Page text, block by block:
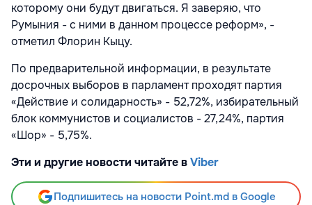
которому они будут двигаться. Я заверяю, что
Румыния - с ними в данном процессе реформ», -
отметил Флорин Кыцу.
По предварительной информации, в результате
досрочных выборов в парламент проходят партия
«Действие и солидарность» - 52,72%, избирательный
блок коммунистов и социалистов - 27,24%, партия
«Шор» - 5,75%.
Эти и другие новости читайте вViber
Подпишитесь на новости Point.md в Google